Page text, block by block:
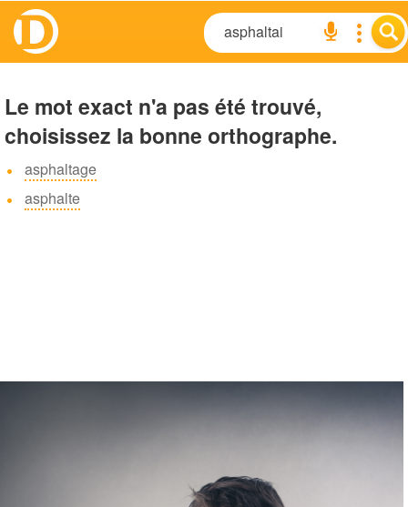
Le mot exact n'a pas été trouvé,
choisissez la bonne orthographe.
asphaltage
asphalte